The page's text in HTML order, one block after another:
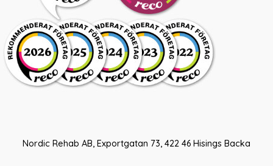
Nordic Rehab AB, Exportgatan 73, 422 46 Hisings Backa